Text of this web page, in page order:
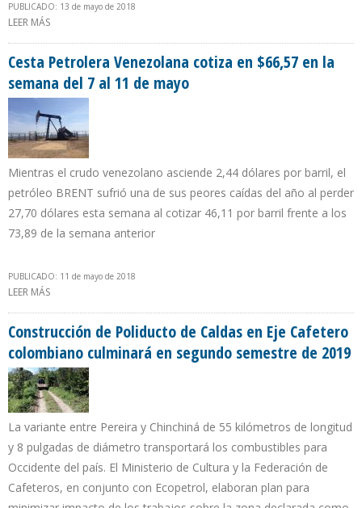
PUBLICADO: 13 de mayo de 2018
LEER MÁS
Cesta Petrolera Venezolana cotiza en $66,57 en la
semana del 7 al 11 de mayo
Mientras el crudo venezolano asciende 2,44 dólares por barril, el
petróleo BRENT sufrió una de sus peores caídas del año al perder
27,70 dólares esta semana al cotizar 46,11 por barril frente a los
73,89 de la semana anterior
PUBLICADO: 11 de mayo de 2018
LEER MÁS
Construcción de Poliducto de Caldas en Eje Cafetero
colombiano culminará en segundo semestre de 2019
La variante entre Pereira y Chinchiná de 55 kilómetros de longitud
y 8 pulgadas de diámetro transportará los combustibles para
Occidente del país. El Ministerio de Cultura y la Federación de
Cafeteros, en conjunto con Ecopetrol, elaboran plan para